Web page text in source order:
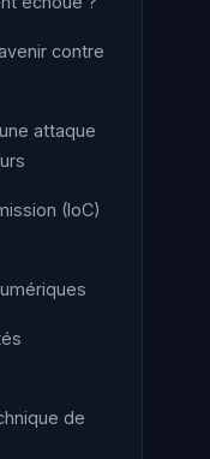
contre
attaque
(IoC)
de